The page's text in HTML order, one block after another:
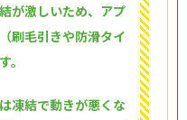
が激しいため、アプ
刷毛引きや防滑タイ
。
凍結で動きが悪くな